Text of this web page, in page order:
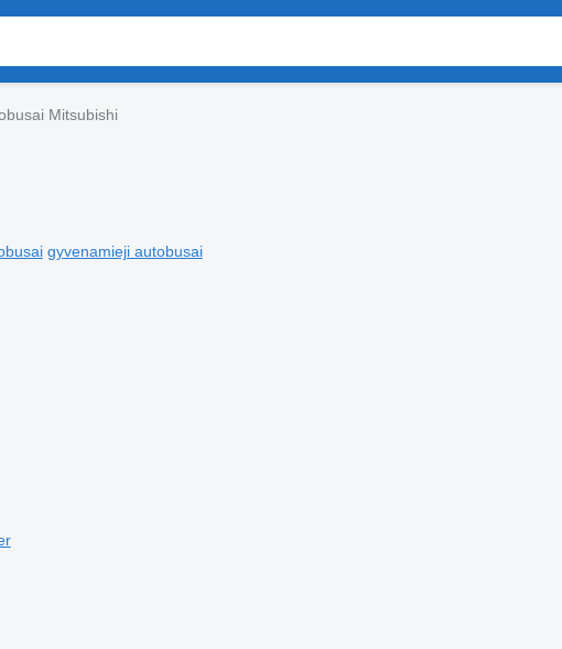
Mitsubishi
gyvenamieji autobusai